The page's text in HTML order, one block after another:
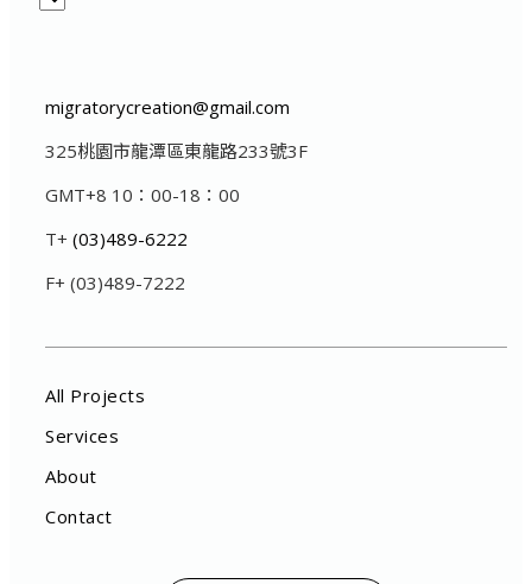
migratorycreation@gmail.com
325桃園市龍潭區東龍路233號3F
GMT+8 10：00-18：00
T+ (03)489-6222
F+ (03)489-7222
All Projects
Services
About
Contact